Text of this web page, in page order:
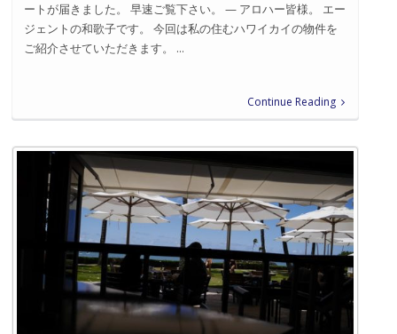
ートが届きました。 早速ご覧下さい。 — アロハー皆様。 エー
ジェントの和歌子です。 今回は私の住むハワイカイの物件を
ご紹介させていただきます。 ...
Continue Reading